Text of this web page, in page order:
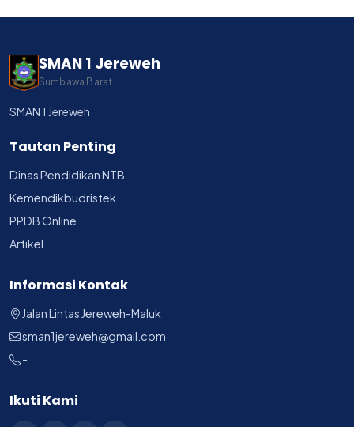
SMAN 1 Jereweh
Sumbawa Barat
SMAN 1 Jereweh
Tautan Penting
Dinas Pendidikan NTB
Kemendikbudristek
PPDB Online
Artikel
Informasi Kontak
Jalan Lintas Jereweh-Maluk
sman1jereweh@gmail.com
-
Ikuti Kami